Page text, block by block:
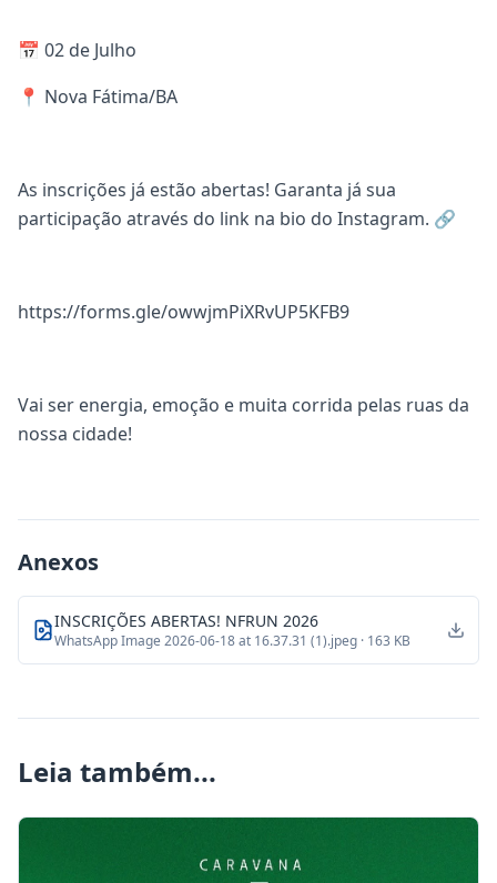
📅 02 de Julho
📍 Nova Fátima/BA
As inscrições já estão abertas! Garanta já sua
participação através do link na bio do Instagram. 🔗
https://forms.gle/owwjmPiXRvUP5KFB9
Vai ser energia, emoção e muita corrida pelas ruas da
nossa cidade!
Anexos
INSCRIÇÕES ABERTAS! NFRUN 2026
WhatsApp Image 2026-06-18 at 16.37.31 (1).jpeg · 163 KB
Leia também...